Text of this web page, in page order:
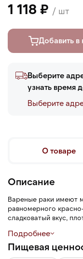
1 118 ₽ / шт
Добавить в
Выберите
узнать время
Выберите
О товаре
Описание
Вареные раки имеют
равномерного
сладковатый вкус,
Подробнее
Пищевая